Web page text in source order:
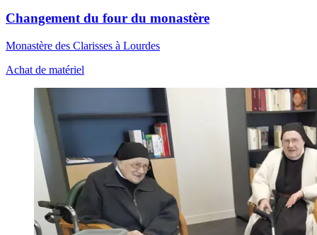
Changement du four du monastère
Monastère des Clarisses à Lourdes
Achat de matériel